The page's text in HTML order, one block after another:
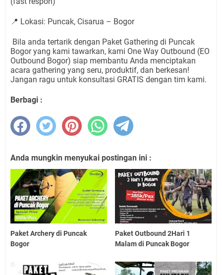
📍 Lokasi: Puncak, Cisarua – Bogor
Bila anda tertarik dengan Paket Gathering di Puncak
Bogor yang kami tawarkan, kami One Way Outbound (EO
Outbound Bogor) siap membantu Anda menciptakan
acara gathering yang seru, produktif, dan berkesan!
Jangan ragu untuk konsultasi GRATIS dengan tim kami.
Berbagi :
Anda mungkin menyukai postingan ini :
Paket Archery di Puncak
Bogor
Paket Outbound 2Hari 1
Malam di Puncak Bogor